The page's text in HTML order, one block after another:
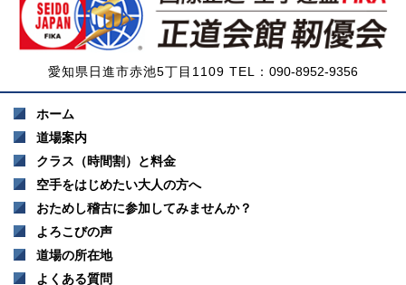
愛知県日進市赤池5丁目1109 TEL： 090-8952-9356
ホーム
道場案内
クラス（時間割）と料金
空手をはじめたい大人の方へ
おためし稽古に参加してみませんか？
よろこびの声
道場の所在地
よくある質問